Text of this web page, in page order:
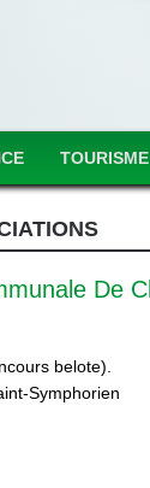
TOURISME
De
belote).
Symphorien